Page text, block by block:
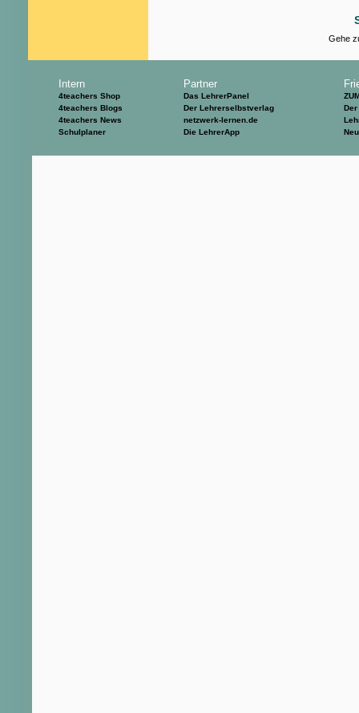
Gehe
Intern
4teachers Shop
4teachers Blogs
4teachers News
Schulplaner
Partner
Das LehrerPanel
Der Lehrerselbstverlag
netzwerk-lernen.de
Die LehrerApp